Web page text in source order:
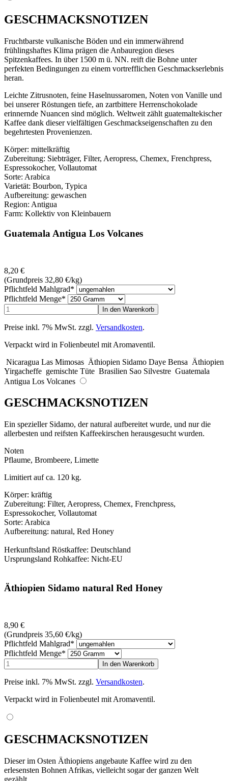
GESCHMACKSNOTIZEN
Fruchtbarste vulkanische Böden und ein immerwährend
frühlingshaftes Klima prägen die Anbauregion dieses
Spitzenkaffees. In über 1500 m ü. NN. reift die Bohne unter
perfekten Bedingungen zu einem vortrefflichen Geschmackserlebnis
heran.
Leichte Zitrusnoten, feine Haselnussaromen, Noten von Vanille und
bei unserer Röstungen tiefe, an zartbittere Herrenschokolade
erinnernde Nuancen sind möglich. Weltweit zählt guatemaltekischer
Kaffee dank dieser vielfältigen Geschmackseigenschaften zu den
begehrtesten Provenienzen.
Körper: mittelkräftig
Zubereitung: Siebträger, Filter, Aeropress, Chemex, Frenchpress,
Espressokocher, Vollautomat
Sorte: Arabica
Varietät: Bourbon, Typica
Aufbereitung: gewaschen
Region: Antigua
Farm: Kollektiv von Kleinbauern
Guatemala Antigua Los Volcanes
8,20 €
(Grundpreis 32,80 €/kg)
Pflichtfeld Mahlgrad*
Pflichtfeld Menge*
Preise inkl. 7% MwSt. zzgl. Versandkosten.
Verpackt wird in Folienbeutel mit Aromaventil.
Nicaragua Las Mimosas Äthiopien Sidamo Daye Bensa Äthiopien
Yirgacheffe gemischte Tüte Brasilien Sao Silvestre Guatemala
Antigua Los Volcanes
GESCHMACKSNOTIZEN
Ein spezieller Sidamo, der natural aufbereitet wurde, und nur die
allerbesten und reifsten Kaffeekirschen herausgesucht wurden.
Noten
Pflaume, Brombeere, Limette
Limitiert auf ca. 120 kg.
Körper: kräftig
Zubereitung: Filter, Aeropress, Chemex, Frenchpress,
Espressokocher, Vollautomat
Sorte: Arabica
Aufbereitung: natural, Red Honey
Herkunftsland Röstkaffee: Deutschland
Ursprungsland Rohkaffee: Nicht-EU
Äthiopien Sidamo natural Red Honey
8,90 €
(Grundpreis 35,60 €/kg)
Pflichtfeld Mahlgrad*
Pflichtfeld Menge*
Preise inkl. 7% MwSt. zzgl. Versandkosten.
Verpackt wird in Folienbeutel mit Aromaventil.
GESCHMACKSNOTIZEN
Dieser im Osten Äthiopiens angebaute Kaffee wird zu den
erlesensten Bohnen Afrikas, vielleicht sogar der ganzen Welt
gezählt.